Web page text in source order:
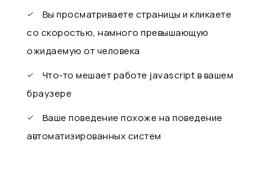
Вы просматриваете страницы и кликаете
со скоростью, намного превышающую
ожидаемую от человека
Что-то мешает работе javascript в вашем
браузере
Ваше поведение похоже на поведение
автоматизированных систем